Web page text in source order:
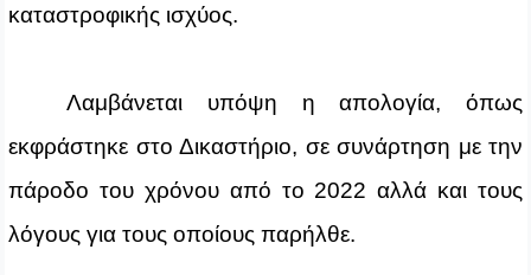
καταστροφικής ισχύος.
Λαμβάνεται υπόψη η απολογία, όπως
εκφράστηκε στο Δικαστήριο, σε συνάρτηση με την
πάροδο του χρόνου από το 2022 αλλά και τους
λόγους για τους οποίους παρήλθε.